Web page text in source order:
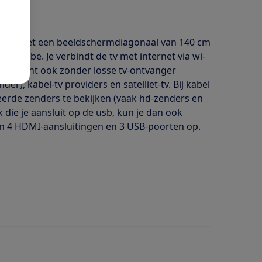
met een beeldschermdiagonaal van 140 cm
Je verbindt de tv met internet via wi-
Je kunt ook zonder losse tv-ontvanger
kabel-tv providers en satelliet-tv. Bij kabel
zenders te bekijken (vaak hd-zenders en
je aansluit op de usb, kun je dan ook
HDMI-aansluitingen en 3 USB-poorten op.